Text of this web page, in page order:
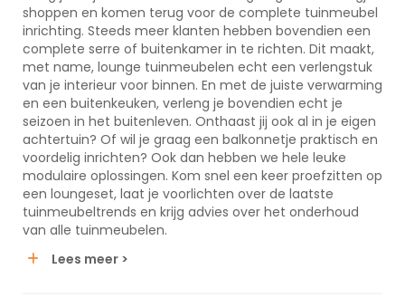
shoppen en komen terug voor de complete tuinmeubel
inrichting. Steeds meer klanten hebben bovendien een
complete serre of buitenkamer in te richten. Dit maakt,
met name, lounge tuinmeubelen echt een verlengstuk
van je interieur voor binnen. En met de juiste verwarming
en een buitenkeuken, verleng je bovendien echt je
seizoen in het buitenleven. Onthaast jij ook al in je eigen
achtertuin? Of wil je graag een balkonnetje praktisch en
voordelig inrichten? Ook dan hebben we hele leuke
modulaire oplossingen. Kom snel een keer proefzitten op
een loungeset, laat je voorlichten over de laatste
tuinmeubeltrends en krijg advies over het onderhoud
van alle tuinmeubelen.
Lees meer >